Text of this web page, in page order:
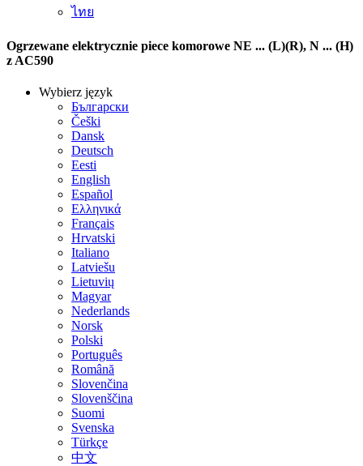
ไทย
Ogrzewane elektrycznie piece komorowe NE ... (L)(R), N ... (H)
z AC590
Wybierz język
Български
Češki
Dansk
Deutsch
Eesti
English
Español
Ελληνικά
Français
Hrvatski
Italiano
Latviešu
Lietuvių
Magyar
Nederlands
Norsk
Polski
Português
Română
Slovenčina
Slovenščina
Suomi
Svenska
Türkçe
中文